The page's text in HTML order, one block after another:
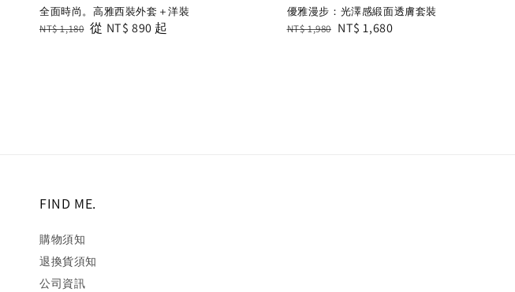
全面時尚。高雅西裝外套＋洋裝
Regular
NT$ 1,180 Sale
從 NT$ 890 起
優雅漫步：光澤感緞面透膚套裝
Regular
NT$ 1,980 Sale
NT$ 1,680
FIND ME.
購物須知
退換貨須知
公司資訊